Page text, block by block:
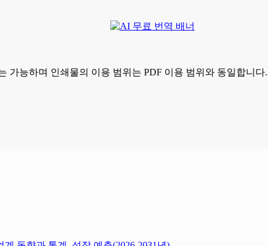
가능하며 인쇄물의 이용 범위는 PDF 이용 범위와 동일합니다.